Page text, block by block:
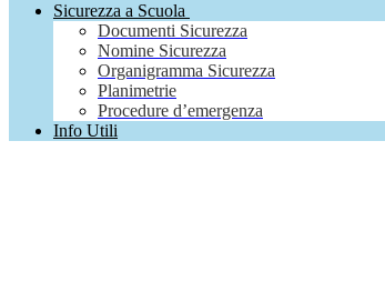
Sicurezza a Scuola
Documenti Sicurezza
Nomine Sicurezza
Organigramma Sicurezza
Planimetrie
Procedure d’emergenza
Info Utili